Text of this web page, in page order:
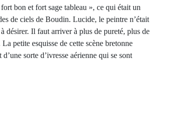
bon et fort sage tableau », ce qui était un
de ciels de Boudin. Lucide, le peintre n’était
désirer. Il faut arriver à plus de pureté, plus de
La petite esquisse de cette scène bretonne
sorte d’ivresse aérienne qui se sont